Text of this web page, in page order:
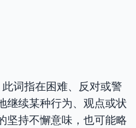
此词指在困难、反对或警
继续某种行为、观点或状
坚持不懈意味，也可能略